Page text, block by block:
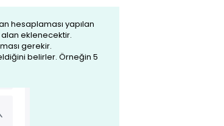
hesaplaması yapılan
alan eklenecektir.
gerekir.
belirler. Örneğin 5